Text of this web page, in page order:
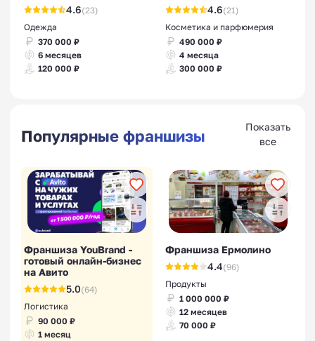
4.6(23)
Одежда
370 000 ₽
6 месяцев
120 000 ₽
4.6(21)
Косметика и парфюмерия
490 000 ₽
4 месяца
300 000 ₽
Популярные франшизы
Показать
все
Франшиза YouBrand -
готовый онлайн-бизнес
на Авито
5.0(64)
Логистика
90 000 ₽
1 месяц
Франшиза Ермолино
4.4(96)
Продукты
1 000 000 ₽
12 месяцев
70 000 ₽